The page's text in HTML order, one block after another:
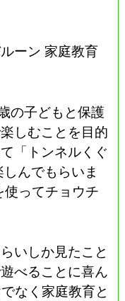
ーン 家庭教育
の子どもと保護
しむことを目的
「トンネルくぐ
んでもらいま
ってチョウチ
いしか見たこと
べることに喜ん
なく家庭教育と